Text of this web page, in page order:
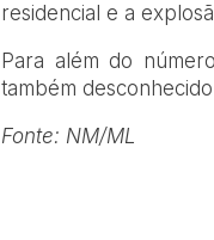
residencial e a
Para além do
também
Fonte: NM/ML